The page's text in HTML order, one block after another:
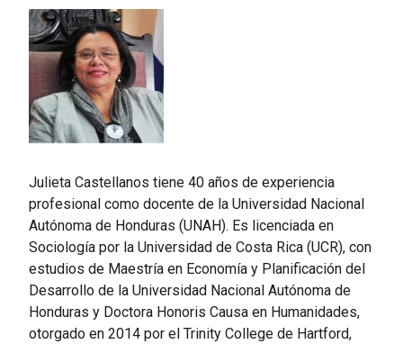
Julieta Castellanos tiene 40 años de experiencia
profesional como docente de la Universidad Nacional
Autónoma de Honduras (UNAH). Es licenciada en
Sociología por la Universidad de Costa Rica (UCR), con
estudios de Maestría en Economía y Planificación del
Desarrollo de la Universidad Nacional Autónoma de
Honduras y Doctora Honoris Causa en Humanidades,
otorgado en 2014 por el Trinity College de Hartford,